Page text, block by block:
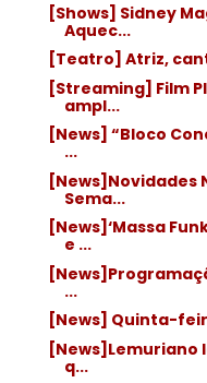
[Shows] Sidney
Aquec...
[Teatro] Atriz,
[Streaming] Film
ampl...
[News] “Bloco
...
[News]Novidades
Sema...
[News]‘Massa
e ...
...
[News] Quinta-
[News]Lemuriano
q...